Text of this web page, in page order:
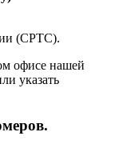
(СРТС).
офисе нашей
указать